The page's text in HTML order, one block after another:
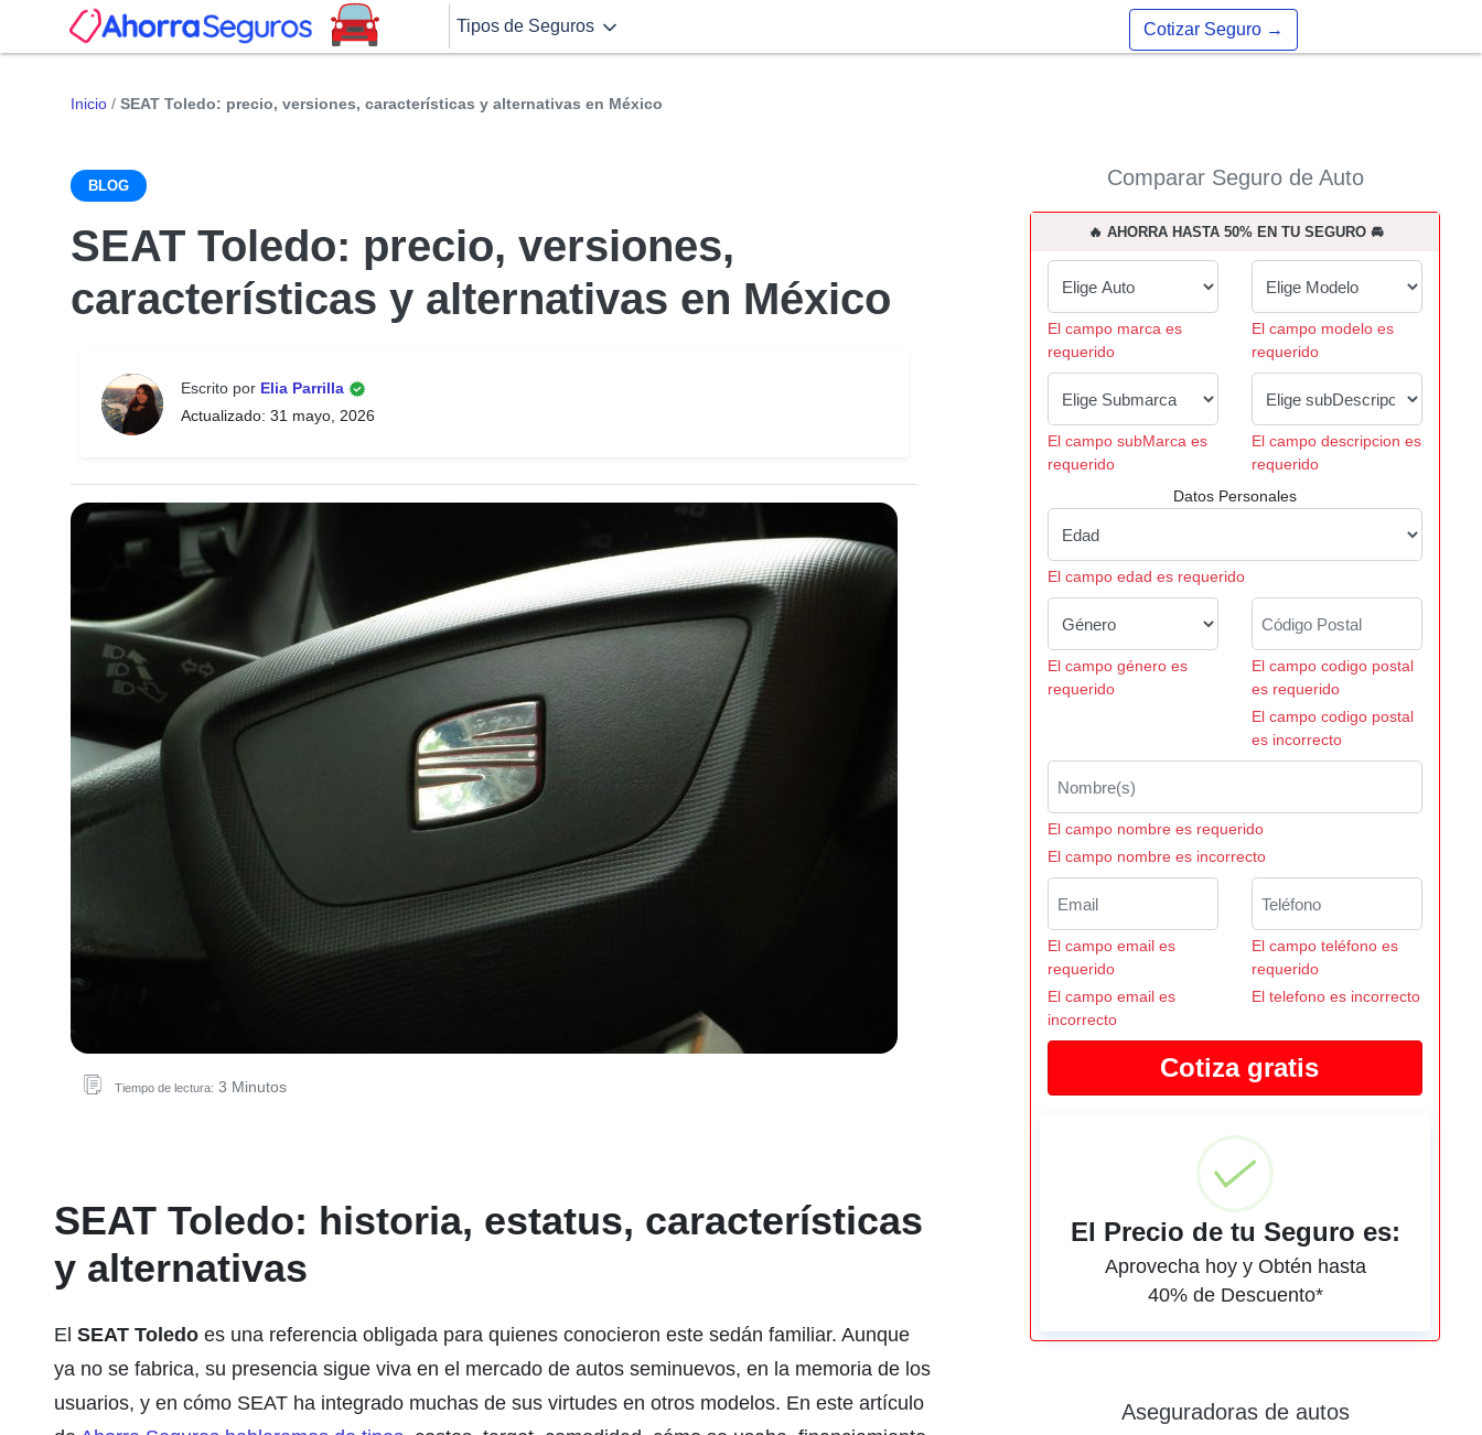
Tipos de Seguros Cotizar Seguro →
Inicio / SEAT Toledo: precio, versiones, características y alternativas en México
BLOG
SEAT Toledo: precio, versiones,
características y alternativas en México
Escrito por Elia Parrilla
Actualizado: 31 mayo, 2026
Tiempo de lectura: 3 Minutos
SEAT Toledo: historia, estatus, características
y alternativas
El SEAT Toledo es una referencia obligada para quienes conocieron este sedán familiar. Aunque
ya no se fabrica, su presencia sigue viva en el mercado de autos seminuevos, en la memoria de los
usuarios, y en cómo SEAT ha integrado muchas de sus virtudes en otros modelos. En este artículo
Comparar Seguro de Auto
🔥 AHORRA HASTA 50% EN TU SEGURO 🚘
El campo marca es
requerido
El campo modelo es
requerido
El campo subMarca es
requerido
El campo descripcion es
requerido
Datos Personales
El campo edad es requerido
El campo género es
requerido
El campo codigo postal
es requerido
El campo codigo postal
es incorrecto
El campo nombre es requerido
El campo nombre es incorrecto
El campo email es
requerido
El campo email es
incorrecto
El campo teléfono es
requerido
El telefono es incorrecto
El Precio de tu Seguro es:
Aprovecha hoy y Obtén hasta
40% de Descuento*
Aseguradoras de autos